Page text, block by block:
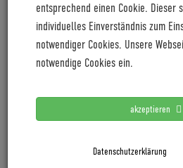
entsprechend einen Cookie. Dieser
individuelles Einverständnis zum
notwendiger Cookies. Unsere
notwendige Cookies ein.
akzeptieren
Datenschutzerklärung
LETZTE PRESSEMITTEILUNGEN
Coboc blickt mit positiver Vororder
Cyclingworld Europe expands its
Baldiso holt Markus Knöpfle an